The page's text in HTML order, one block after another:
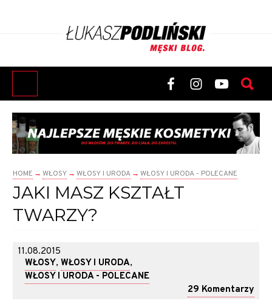
HOME → WŁOSY → WŁOSY I URODA → WŁOSY I URODA - POLECANE
JAKI MASZ KSZTAŁT
TWARZY?
11.08.2015
WŁOSY,WŁOSY I URODA,
WŁOSY I URODA - POLECANE
29 Komentarzy